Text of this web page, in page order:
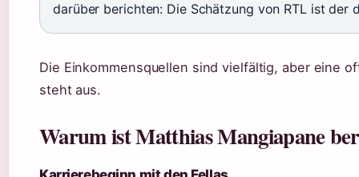
darüber berichten: Die Schätzung von RTL ist der
Die Einkommensquellen sind vielfältig, aber eine
steht aus.
Warum ist Matthias Mangiapane